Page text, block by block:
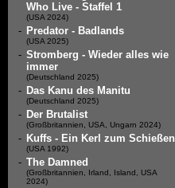
Who Live - Staffel 1
(USA 2024)
- Predator - Badlands
(USA 2025)
- Stromberg - Wieder alles wie
immer
(Deutschland 2025)
- Das Kanu des Manitu
(Deutschland 2025)
- Der Brutalist
(Großbritannien, USA, Ungarn 2024)
- Kuffs - Ein Kerl zum Schießen
(USA 1992)
- The Damned
(Großbritannien, Irland, Island, USA
2024)